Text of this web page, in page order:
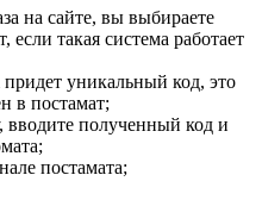
на сайте, вы выбираете
если такая система работает
уникальный код, это
в постамат;
вводите полученный код и
постамата;